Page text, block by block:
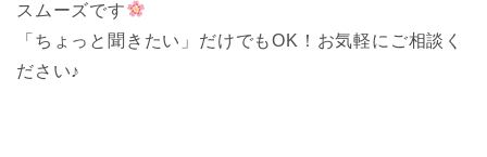
スムーズです
「ちょっと聞きたい」だけでもOK！お気軽にご相談く
ださい♪